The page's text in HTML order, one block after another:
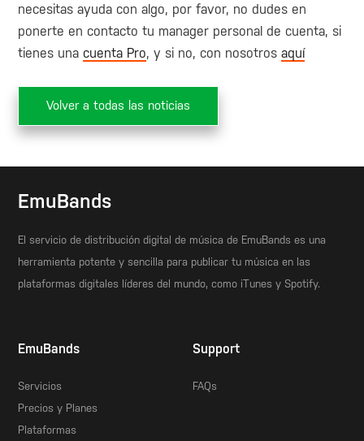
necesitas ayuda con algo, por favor, no dudes en
ponerte en contacto tu manager personal de cuenta, si
tienes una cuenta Pro, y si no, con nosotrosaquí
Volver a todas las noticias
EmuBands
El servicio de distribución digital de música de EmuBands es una
herramienta potente y sencilla para publicar tu música en las
plataformas digitales líderes del mundo, como iTunes y Spotify.
EmuBands
Servicios
Precios y Planes
Plataformas
Support
FAQs